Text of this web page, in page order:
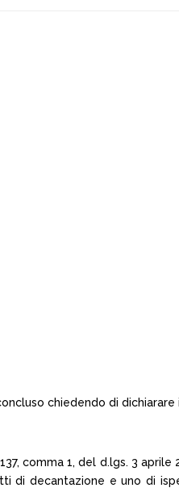
chiedendo di dichiarare
comma 1, del d.lgs. 3 aprile
di decantazione e uno di